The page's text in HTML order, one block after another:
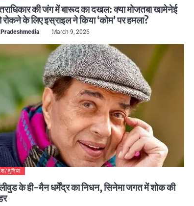
की जंग में बारूद का दखल: क्या मोजतबा खामेनेई
रोकने के लिए इस्राइल ने किया ‘कोम’ पर हमला?
Pradeshmedia March 9, 2026
दुनिया
के ही-मैन धर्मेंद्र का निधन, सिनेमा जगत में शोक की